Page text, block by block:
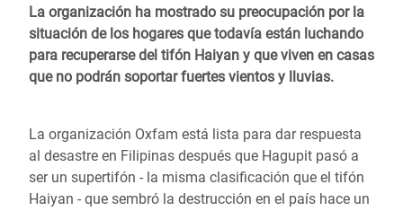
navegación
La organización ha mostrado su preocupación por la
situación de los hogares que todavía están luchando
para recuperarse del tifón Haiyan y que viven en casas
que no podrán soportar fuertes vientos y lluvias.
La organización Oxfam está lista para dar respuesta
al desastre en Filipinas después que Hagupit pasó a
ser un supertifón - la misma clasificación que el tifón
Haiyan - que sembró la destrucción en el país hace un